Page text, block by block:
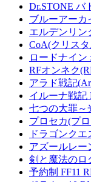
Dr.STONE バ
ブルーアーカ
エルデンリン
CoA(クリスタ
ロードナイン
RFオンネク
アラド戦記
イルーナ戦記
七つの大罪～
プロセカ(プ
ドラゴンク
アズールレー
剣と魔法のロ
予約制 FF11